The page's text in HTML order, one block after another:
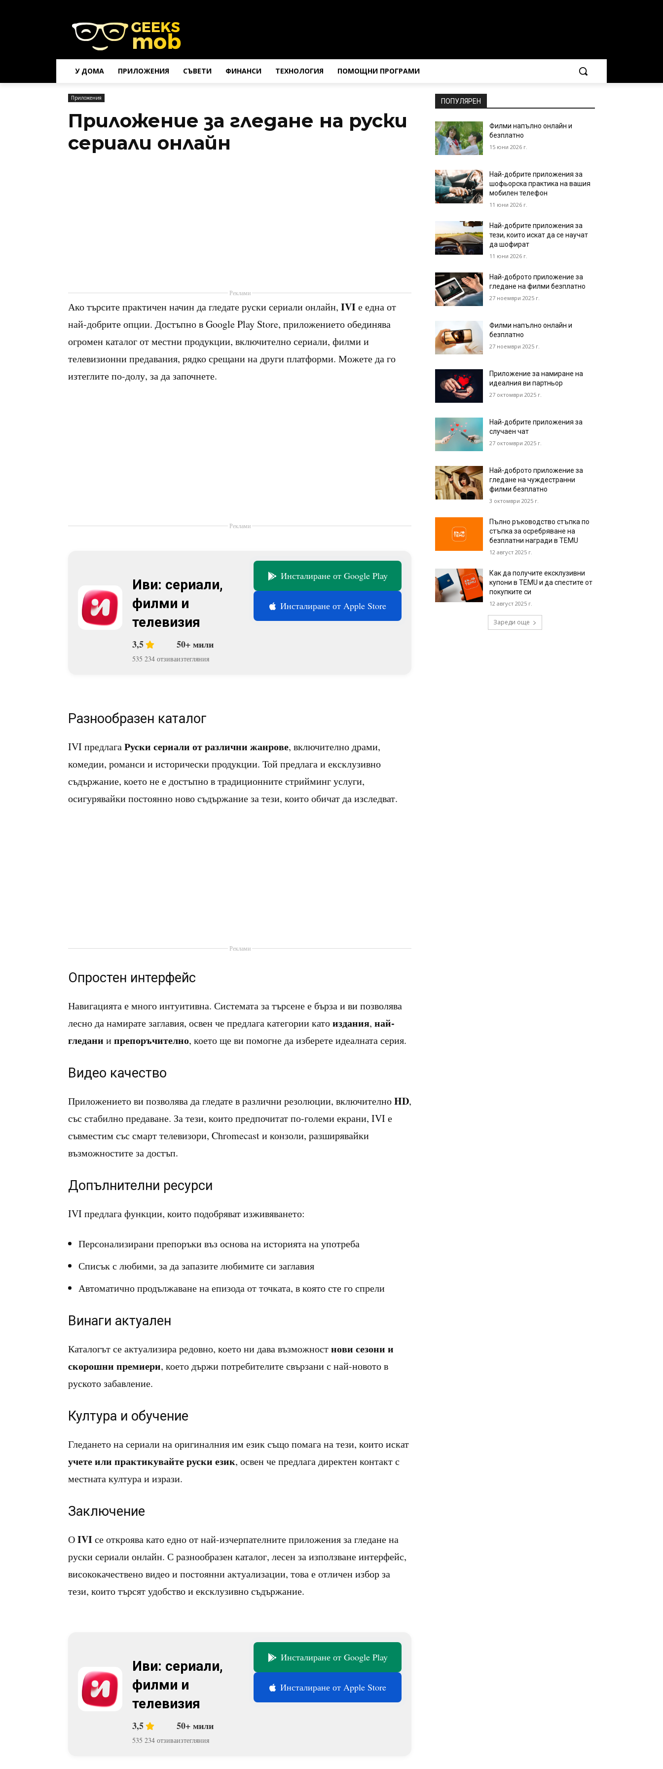
У ДОМА ПРИЛОЖЕНИЯ СЪВЕТИ ФИНАНСИ ТЕХНОЛОГИЯ ПОМОЩНИ ПРОГРАМИ
Приложения
Приложение за гледане на руски
сериали онлайн
Реклами
Ако търсите практичен начин да гледате руски сериали онлайн, IVIе една от
най-добрите опции. Достъпно в Google Play Store, приложението обединява
огромен каталог от местни продукции, включително сериали, филми и
телевизионни предавания, рядко срещани на други платформи. Можете да го
изтеглите по-долу, за да започнете.
Реклами
Иви: сериали,
филми и
телевизия
3,5
535 234 отзива
50+ мили
изтегляния
Инсталиране от Google Play
Инсталиране от Apple Store
Разнообразен каталог
IVI предлагаРуски сериали от различни жанрове, включително драми,
комедии, романси и исторически продукции. Той предлага и ексклузивно
съдържание, което не е достъпно в традиционните стрийминг услуги,
осигурявайки постоянно ново съдържание за тези, които обичат да изследват.
Реклами
Опростен интерфейс
Навигацията е много интуитивна. Системата за търсене е бърза и ви позволява
лесно да намирате заглавия, освен че предлага категории катоиздания, най-
гледани ипрепоръчително, което ще ви помогне да изберете идеалната серия.
Видео качество
Приложението ви позволява да гледате в различни резолюции, включителноHD,
със стабилно предаване. За тези, които предпочитат по-големи екрани, IVI е
съвместим със смарт телевизори, Chromecast и конзоли, разширявайки
възможностите за достъп.
Допълнителни ресурси
IVI предлага функции, които подобряват изживяването:
Персонализирани препоръки въз основа на историята на употреба
Списък с любими, за да запазите любимите си заглавия
Автоматично продължаване на епизода от точката, в която сте го спрели
Винаги актуален
Каталогът се актуализира редовно, което ни дава възможностнови сезони и
скорошни премиери, което държи потребителите свързани с най-новото в
руското забавление.
Култура и обучение
Гледането на сериали на оригиналния им език също помага на тези, които искат
учете или практикувайте руски език, освен че предлага директен контакт с
местната култура и изрази.
Заключение
ОIVIсе откроява като едно от най-изчерпателните приложения за гледане на
руски сериали онлайн. С разнообразен каталог, лесен за използване интерфейс,
висококачествено видео и постоянни актуализации, това е отличен избор за
тези, които търсят удобство и ексклузивно съдържание.
Иви: сериали,
филми и
телевизия
3,5
535 234 отзива
50+ мили
изтегляния
Инсталиране от Google Play
Инсталиране от Apple Store
ПОПУЛЯРЕН
Филми напълно онлайн и
безплатно
15 юни 2026 г.
Най-добрите приложения за
шофьорска практика на вашия
мобилен телефон
11 юни 2026 г.
Най-добрите приложения за
тези, които искат да се научат
да шофират
11 юни 2026 г.
Най-доброто приложение за
гледане на филми безплатно
27 ноември 2025 г.
Филми напълно онлайн и
безплатно
27 ноември 2025 г.
Приложение за намиране на
идеалния ви партньор
27 октомври 2025 г.
Най-добрите приложения за
случаен чат
27 октомври 2025 г.
Най-доброто приложение за
гледане на чуждестранни
филми безплатно
3 октомври 2025 г.
Пълно ръководство стъпка по
стъпка за осребряване на
безплатни награди в TEMU
12 август 2025 г.
Как да получите ексклузивни
купони в TEMU и да спестите от
покупките си
12 август 2025 г.
Зареди още